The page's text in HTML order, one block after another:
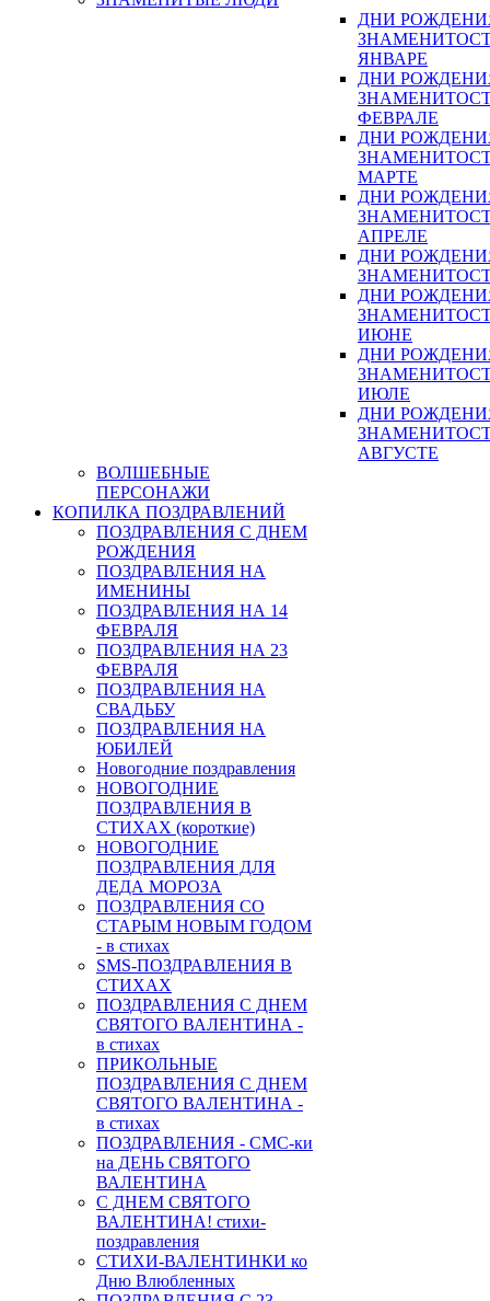
ДНИ
ЯНВАРЕ
ДНИ
ФЕВРАЛЕ
ДНИ
МАРТЕ
ДНИ
АПРЕЛЕ
ДНИ
ДНИ
ИЮНЕ
ДНИ
ИЮЛЕ
ДНИ
АВГУСТЕ
ВОЛШЕБНЫЕ
ПЕРСОНАЖИ
КОПИЛКА ПОЗДРАВЛЕНИЙ
ПОЗДРАВЛЕНИЯ С ДНЕМ
РОЖДЕНИЯ
ПОЗДРАВЛЕНИЯ НА
ИМЕНИНЫ
ПОЗДРАВЛЕНИЯ НА 14
ФЕВРАЛЯ
ПОЗДРАВЛЕНИЯ НА 23
ФЕВРАЛЯ
ПОЗДРАВЛЕНИЯ НА
СВАДЬБУ
ПОЗДРАВЛЕНИЯ НА
ЮБИЛЕЙ
Новогодние поздравления
НОВОГОДНИЕ
ПОЗДРАВЛЕНИЯ В
СТИХАХ (короткие)
НОВОГОДНИЕ
ПОЗДРАВЛЕНИЯ ДЛЯ
ДЕДА МОРОЗА
ПОЗДРАВЛЕНИЯ СО
СТАРЫМ НОВЫМ ГОДОМ
- в стихах
SMS-ПОЗДРАВЛЕНИЯ В
СТИХАХ
ПОЗДРАВЛЕНИЯ С ДНЕМ
СВЯТОГО ВАЛЕНТИНА -
в стихах
ПРИКОЛЬНЫЕ
ПОЗДРАВЛЕНИЯ С ДНЕМ
СВЯТОГО ВАЛЕНТИНА -
в стихах
ПОЗДРАВЛЕНИЯ - СМС-ки
на ДЕНЬ СВЯТОГО
ВАЛЕНТИНА
С ДНЕМ СВЯТОГО
ВАЛЕНТИНА! стихи-
поздравления
СТИХИ-ВАЛЕНТИНКИ ко
Дню Влюбленных